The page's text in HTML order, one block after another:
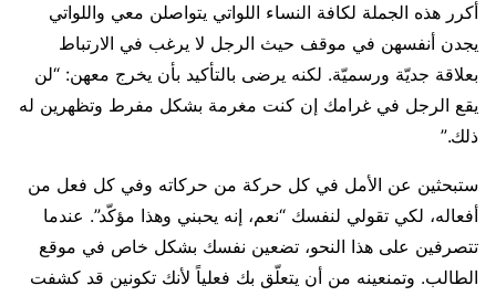
أكرر هذه الجملة لكافة النساء اللواتي يتواصلن معي واللواتي
يجدن أنفسهن في موقف حيث الرجل لا يرغب في الارتباط
بعلاقة جديّة ورسميّة. لكنه يرضى بالتأكيد بأن يخرج معهن: “لن
يقع الرجل في غرامك إن كنت مغرمة بشكل مفرط وتظهرين له
ذلك.”
ستبحثين عن الأمل في كل حركة من حركاته وفي كل فعل من
أفعاله، لكي تقولي لنفسك “نعم، إنه يحبني وهذا مؤكّد”. عندما
تتصرفين على هذا النحو، تضعين نفسك بشكل خاص في موقع
الطالب. وتمنعينه من أن يتعلّق بك فعلياً لأنك تكونين قد كشفت